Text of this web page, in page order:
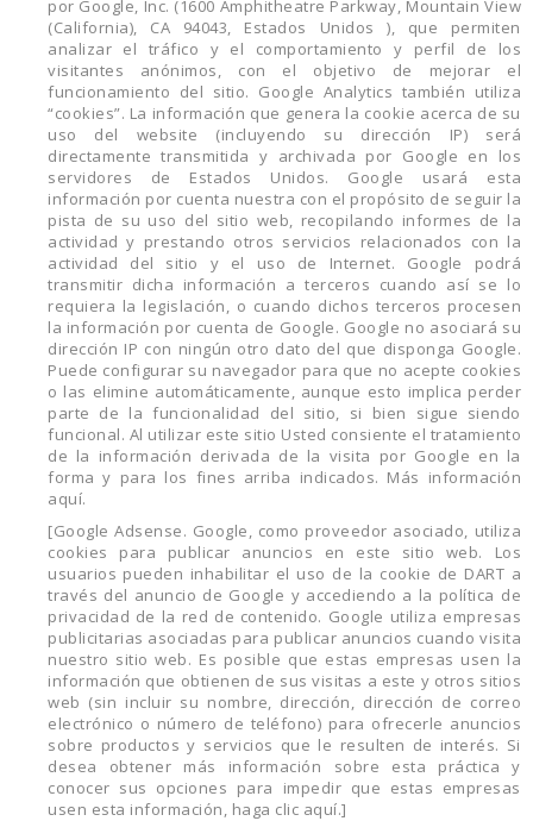
por Google, Inc. (1600 Amphitheatre Parkway, Mountain View
(California), CA 94043, Estados Unidos ), que permiten
analizar el tráfico y el comportamiento y perfil de los
visitantes anónimos, con el objetivo de mejorar el
funcionamiento del sitio. Google Analytics también utiliza
“cookies”. La información que genera la cookie acerca de su
uso del website (incluyendo su dirección IP) será
directamente transmitida y archivada por Google en los
servidores de Estados Unidos. Google usará esta
información por cuenta nuestra con el propósito de seguir la
pista de su uso del sitio web, recopilando informes de la
actividad y prestando otros servicios relacionados con la
actividad del sitio y el uso de Internet. Google podrá
transmitir dicha información a terceros cuando así se lo
requiera la legislación, o cuando dichos terceros procesen
la información por cuenta de Google. Google no asociará su
dirección IP con ningún otro dato del que disponga Google.
Puede configurar su navegador para que no acepte cookies
o las elimine automáticamente, aunque esto implica perder
parte de la funcionalidad del sitio, si bien sigue siendo
funcional. Al utilizar este sitio Usted consiente el tratamiento
de la información derivada de la visita por Google en la
forma y para los fines arriba indicados. Más información
aquí.
[Google Adsense. Google, como proveedor asociado, utiliza
cookies para publicar anuncios en este sitio web. Los
usuarios pueden inhabilitar el uso de la cookie de DART a
través del anuncio de Google y accediendo a la política de
privacidad de la red de contenido. Google utiliza empresas
publicitarias asociadas para publicar anuncios cuando visita
nuestro sitio web. Es posible que estas empresas usen la
información que obtienen de sus visitas a este y otros sitios
web (sin incluir su nombre, dirección, dirección de correo
electrónico o número de teléfono) para ofrecerle anuncios
sobre productos y servicios que le resulten de interés. Si
desea obtener más información sobre esta práctica y
conocer sus opciones para impedir que estas empresas
usen esta información, haga clic aquí.]